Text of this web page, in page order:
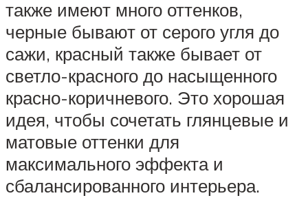
также имеют много оттенков,
черные бывают от серого угля до
сажи, красный также бывает от
светло-красного до насыщенного
красно-коричневого. Это хорошая
идея, чтобы сочетать глянцевые и
матовые оттенки для
максимального эффекта и
сбалансированного интерьера.